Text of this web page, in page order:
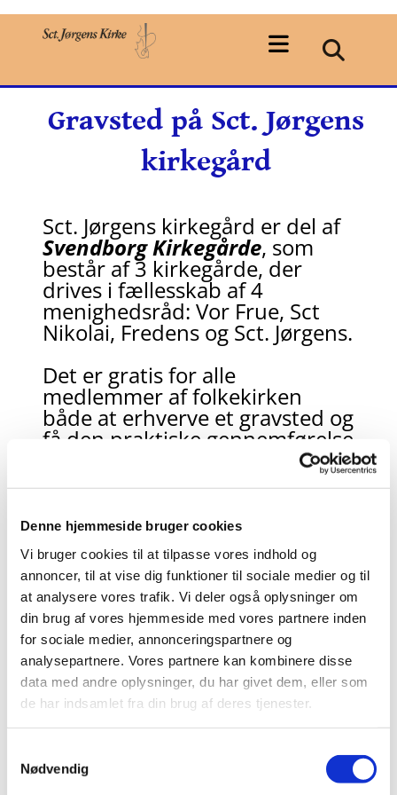
Denne hjemmeside bruger cookies
Vi bruger cookies til at tilpasse vores indhold og
annoncer, til at vise dig funktioner til sociale medier og til
at analysere vores trafik. Vi deler også oplysninger om
din brug af vores hjemmeside med vores partnere inden
for sociale medier, annonceringspartnere og
analysepartnere. Vores partnere kan kombinere disse
data med andre oplysninger, du har givet dem, eller som
de har indsamlet fra din brug af deres tjenester.
Nødvendig
Gravsted på Sct. Jørgens
kirkegård
Sct. Jørgens kirkegård er del af
Svendborg Kirkegårde, som
består af 3 kirkegårde, der
drives i fællesskab af 4
menighedsråd: Vor Frue, Sct
Nikolai, Fredens og Sct. Jørgens.
Det er gratis for alle
medlemmer af folkekirken
både at erhverve et gravsted og
få den praktiske gennemførelse
begravelse udført på
Det er ligeledes gratis at forny
et gravsted, hvis man ønsker at
bevare det ud over den faste
fredningsperiode som er 10 år
for urnegravsteder og 20 år for
kistegravsteder.
Vi gør opmærksom på at der
stadigvæk betales for øvrige
ydelser f.eks. kremering, anlæg
af gravsted og løbende
vedligeholdelse af gravstedet.